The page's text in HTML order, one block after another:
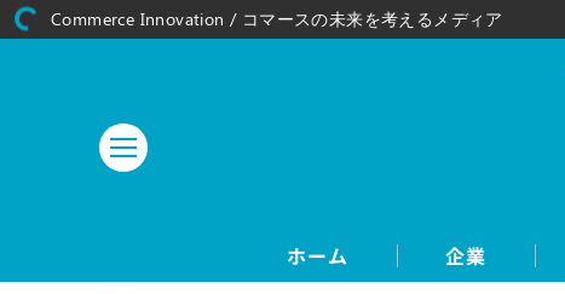
ホーム 企業
Commerce Innovation / コマースの未来を考えるメディア